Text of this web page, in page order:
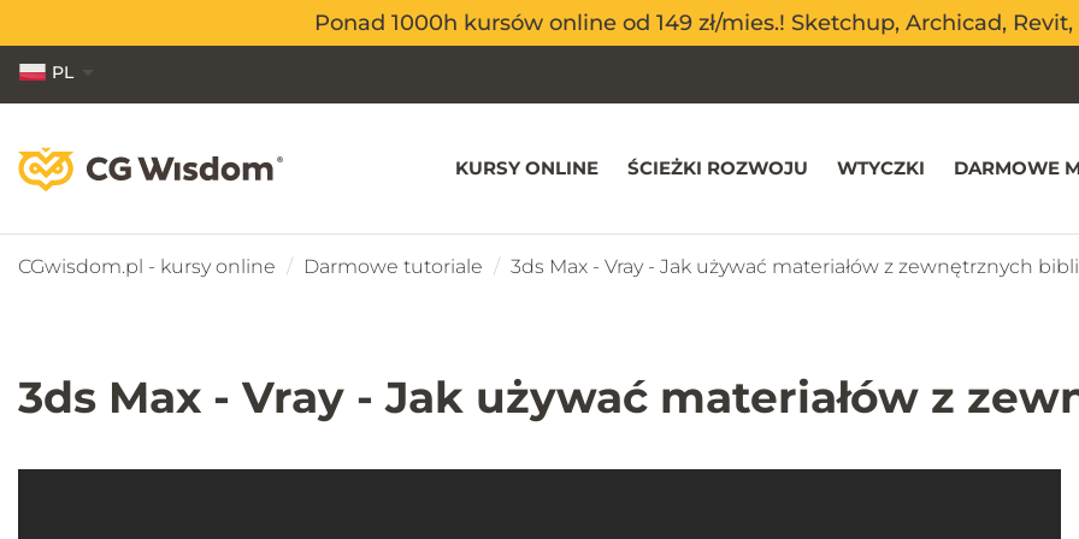
Ponad 1000h kursów online od 149 zł/mies.! Sketchup, Archicad,
Ponad 1000h kursów online od 149 zł/mies.! Sketchup, Archicad,
PL
EN
KURSY ONLINE ŚCIEŻKI ROZWOJU WTYCZKI DARMOWE
CGwisdom.pl - kursy online Darmowe tutoriale 3ds Max - Vray - Jak używać materiałów z zewnętrznych
3ds Max - Vray - Jak używać materiałów z